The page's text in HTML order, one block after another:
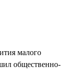
малого
общественно-